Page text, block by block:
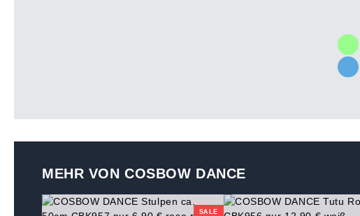
MEHR VON COSBOW DANCE
SALE